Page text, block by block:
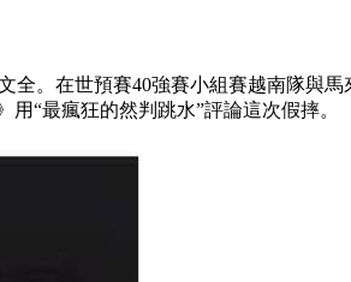
全。在世預賽40強賽小組賽越南隊與
用“最瘋狂的然判跳水”評論這次假摔。